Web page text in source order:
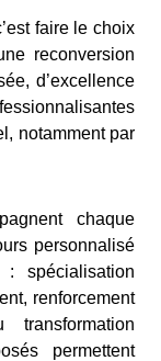
faire le choix
reconversion
d’excellence
notamment par
chaque
personnalisé
spécialisation
renforcement
permettent